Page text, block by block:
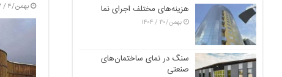
بهمن/۴ / ۱۴۰۳ هزینه‌های مختلف اجرای نما
بهمن/۳۰ / ۱۴۰۴
سنگ در نمای ساختمان‌های
صنعتی